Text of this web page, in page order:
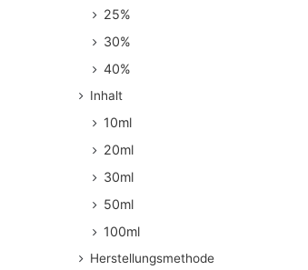
25%
30%
40%
Inhalt
10ml
20ml
30ml
50ml
100ml
Herstellungsmethode